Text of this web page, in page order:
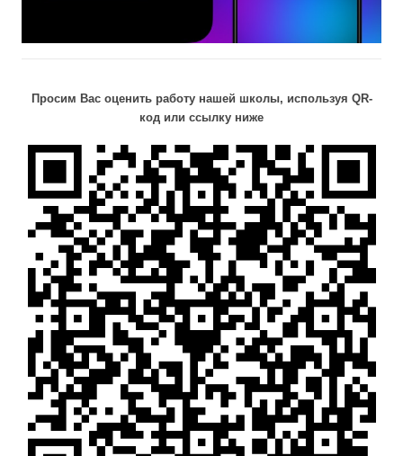
Просим Вас оценить работу нашей школы, используя QR-
код или ссылку ниже